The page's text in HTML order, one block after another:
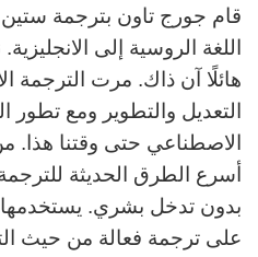
قام جورج تاون بترجمة
اللغة الروسية إلى
هائلًا آن ذاك. مرت الترجمة
التعديل والتطوير ومع تطور
الاصطناعي حتى وقتنا هذا. من
أسرع الطرق الحديثة
بدون تدخل بشري.
على ترجمة فعالة من حيث